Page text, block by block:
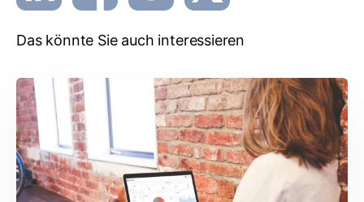
Das könnte Sie auch interessieren